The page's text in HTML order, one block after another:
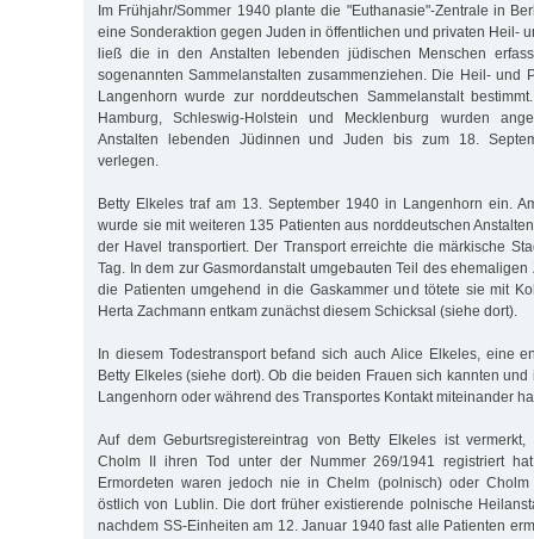
Im Frühjahr/Sommer 1940 plante die "Euthanasie"-Zentrale in
eine Sonderaktion gegen Juden in öffentlichen und privaten Heil-
ließ die in den Anstalten lebenden jüdischen Menschen
sogenannten Sammelanstalten zusammenziehen. Die Heil- und
Langenhorn wurde zur norddeutschen Sammelanstalt
Hamburg, Schleswig-Holstein und Mecklenburg wurden
Anstalten lebenden Jüdinnen und Juden bis zum 18.
verlegen.
Betty Elkeles traf am 13. September 1940 in Langenhorn ein.
wurde sie mit weiteren 135 Patienten aus norddeutschen
der Havel transportiert. Der Transport erreichte die märkische
Tag. In dem zur Gasmordanstalt umgebauten Teil des
die Patienten umgehend in die Gaskammer und tötete sie mit
Herta Zachmann entkam zunächst diesem Schicksal (siehe dort).
In diesem Todestransport befand sich auch Alice Elkeles, eine
Betty Elkeles (siehe dort). Ob die beiden Frauen sich kannten
Langenhorn oder während des Transportes Kontakt miteinander
Auf dem Geburtsregistereintrag von Betty Elkeles ist vermerkt,
Cholm II ihren Tod unter der Nummer 269/1941 registriert
Ermordeten waren jedoch nie in Chelm (polnisch) oder Cholm
östlich von Lublin. Die dort früher existierende polnische
nachdem SS-Einheiten am 12. Januar 1940 fast alle Patienten